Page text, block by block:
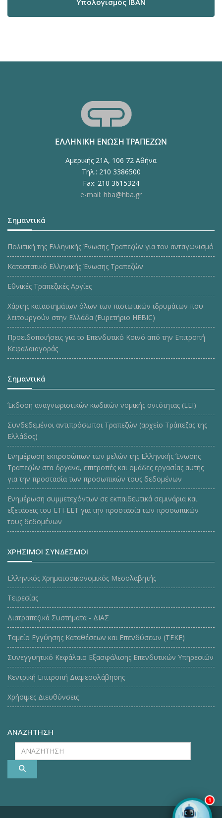
1
Αμερικής 21Α, 106 72 Αθήνα
Τηλ.: 210 3386500
Fax: 210 3615324
e-mail: hba@hba.gr
Σημαντικά
Πολιτική της Ελληνικής Ένωσης Τραπεζών για τον ανταγωνισμό
Καταστατικό Ελληνικής Ένωσης Τραπεζών
Εθνικές Τραπεζικές Αργίες
Χάρτης καταστημάτων όλων των πιστωτικών ιδρυμάτων που
λειτουργούν στην Ελλάδα (Ευρετήριο HEBIC)
Προειδοποιήσεις για το Επενδυτικό Κοινό από την Επιτροπή
Κεφαλαιαγοράς
Σημαντικά
Έκδοση αναγνωριστικών κωδικών νομικής οντότητας (LEI)
Συνδεδεμένοι αντιπρόσωποι Τραπεζών (αρχείο Τράπεζας της
Ελλάδος)
Ενημέρωση εκπροσώπων των μελών της Ελληνικής Ένωσης
Τραπεζών στα όργανα, επιτροπές και ομάδες εργασίας αυτής
για την προστασία των προσωπικών τους δεδομένων
Ενημέρωση συμμετεχόντων σε εκπαιδευτικά σεμινάρια και
εξετάσεις του ΕΤΙ-ΕΕΤ για την προστασία των προσωπικών
τους δεδομένων
ΧΡΗΣΙΜΟΙ ΣΥΝΔΕΣΜΟΙ
Ελληνικός Χρηματοοικονομικός Μεσολαβητής
Τειρεσίας
Διατραπεζικά Συστήματα - ΔΙΑΣ
Ταμείο Εγγύησης Καταθέσεων και Επενδύσεων (ΤΕΚE)
Συνεγγυητικό Κεφάλαιο Εξασφάλισης Επενδυτικών Υπηρεσιών
Κεντρική Επιτροπή Διαμεσολάβησης
Χρήσιμες Διευθύνσεις
ΑΝΑΖΗΤΗΣΗ
ΑΝΑΖΗΤΗΣΗ